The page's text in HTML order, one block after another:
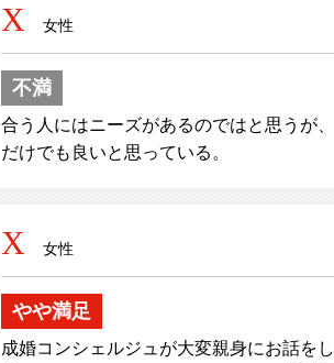
X 女性
不満
合う人にはニーズがあるのではと思うが
だけでも良いと思っている。
X 女性
やや満足
成婚コンシェルジュが大変親身にお話を